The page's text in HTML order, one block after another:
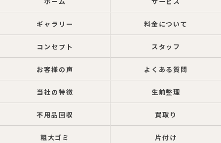
ギャラリー 料金について
コンセプト スタッフ
お客様の声 よくある質問
当社の特徴 生前整理
不用品回収 買取り
粗大ゴミ 片付け